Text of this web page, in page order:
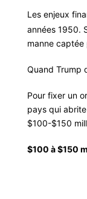
Les enjeux
années 1950.
manne captée
Quand Trump
Pour fixer un
pays qui
$100-$150
$100 à $150